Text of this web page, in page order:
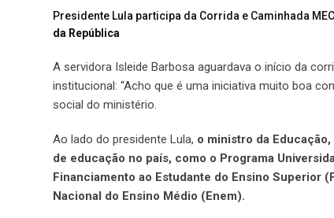
Presidente Lula participa da Corrida e Caminhada
da República
A servidora Isleide Barbosa aguardava o início da
institucional: “Acho que é uma iniciativa muito boa
social do ministério.
Ao lado do presidente Lula, o ministro da
de educação no país, como o Programa
Financiamento ao Estudante do Ensino Superior
Nacional do Ensino Médio (Enem).